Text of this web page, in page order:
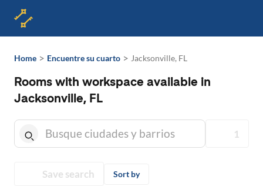
Home > Encuentre su cuarto > Jacksonville, FL
Rooms with workspace available in
Jacksonville, FL
1
Save search Sort by